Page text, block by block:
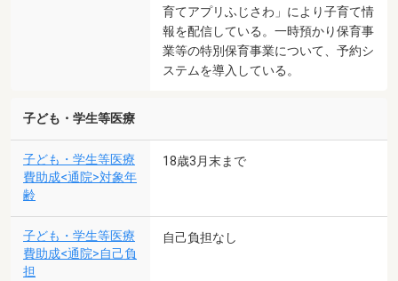
育てアプリふじさわ」により子育て情
報を配信している。一時預かり保育事
業等の特別保育事業について、予約シ
ステムを導入している。
子ども・学生等医療
子ども・学生等医療
費助成<通院>対象年
齢
18歳3月末まで
子ども・学生等医療
費助成<通院>自己負
担
自己負担なし